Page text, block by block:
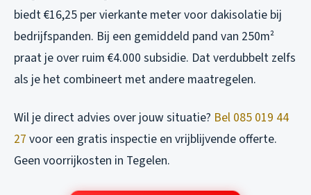
biedt €16,25 per vierkante meter voor dakisolatie bij
bedrijfspanden. Bij een gemiddeld pand van 250m²
praat je over ruim €4.000 subsidie. Dat verdubbelt zelfs
als je het combineert met andere maatregelen.
Wil je direct advies over jouw situatie? Bel 085 019 44
27 voor een gratis inspectie en vrijblijvende offerte.
Geen voorrijkosten in Tegelen.